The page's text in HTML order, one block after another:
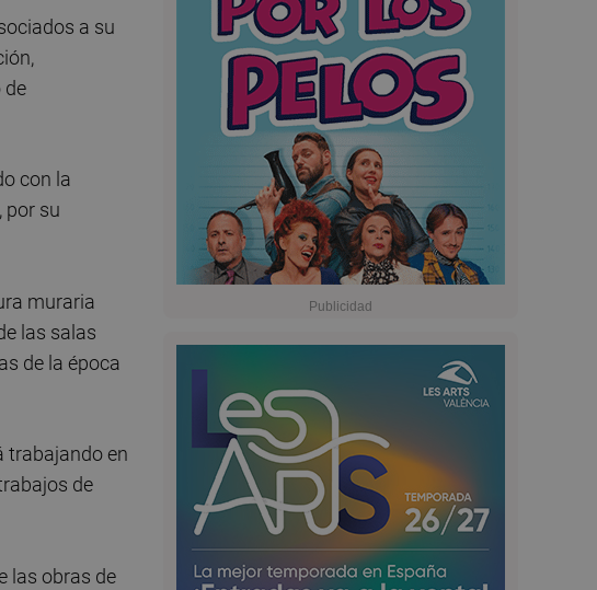
a su
de
con la
por su
muraria
las salas
de la época
trabajando en
de
las obras de